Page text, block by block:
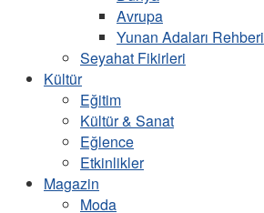
Avrupa
Yunan Adaları Rehberi
Seyahat Fikirleri
Kültür
Eğitim
Kültür & Sanat
Eğlence
Etkinlikler
Magazin
Moda